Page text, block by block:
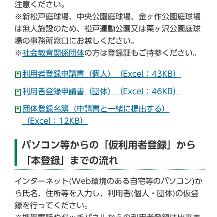
注意ください。
※新松戸庭球場、中央公園庭球場、金ヶ作公園庭球場
は無人施設のため、松戸運動公園又は栗ヶ沢公園庭球
場の事務所窓口にお越しください。
※社会教育関係団体の方は登録証もご持参ください。
利用者登録申請書（個人）（Excel：43KB）
利用者登録申請書（団体）（Excel：46KB）
団体登録名簿（申請書と一緒に提出する）
（Excel：12KB）
パソコン等からの「仮利用者登録」から
「本登録」までの流れ
インターネット(Web環境のある自宅等のパソコン)か
ら氏名、住所等を入力し、利用者(個人・団体)の仮登
録を行ってください。